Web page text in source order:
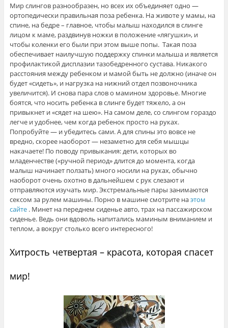
Мир слингов разнообразен, но всех их объединяет одно —
ортопедически правильная поза ребенка. На животе у мамы, на
спине, на бедре – главное, чтобы малыш находился в слинге
лицом к маме, раздвинув ножки в положение «лягушки», и
чтобы коленки его были при этом выше попы. Такая поза
обеспечивает наилучшую поддержку спинки малыша и является
профилактикой дисплазии тазобедренного сустава. Никакого
расстояния между ребенком и мамой быть не должно (иначе он
будет «сидеть», и нагрузка на нижний отдел позвоночника
увеличится). И снова пара слов о мамином здоровье. Многие
боятся, что носить ребенка в слинге будет тяжело, а он
привыкнет и «сядет на шею». На самом деле, со слингом гораздо
легче и удобнее, чем когда ребенок просто на руках.
Попробуйте — и убедитесь сами. А для спины это вовсе не
вредно, скорее наоборот — незаметно для себя мышцы
накачаете! По поводу привыкания: дети, которых во
младенчестве («ручной период» длится до момента, когда
малыш начинает ползать) много носили на руках, обычно
наоборот очень охотно в дальнейшем с рук слезают и
отправляются изучать мир. Экстремальные пары занимаются
сексом за рулем машины. Порно в машине смотрите наэтом
сайте. Минет на переднем сиденье авто, трах на пассажирском
сиденье. Ведь они вдоволь напитались маминым вниманием и
теплом, а вокруг столько всего интересного!
Хитрость четвертая – красота, которая спасет
мир!